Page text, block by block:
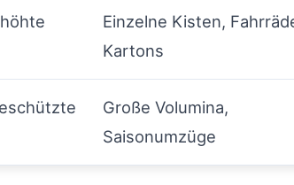
Einzelne Kisten,
Kartons
Große Volumina,
Saisonumzüge